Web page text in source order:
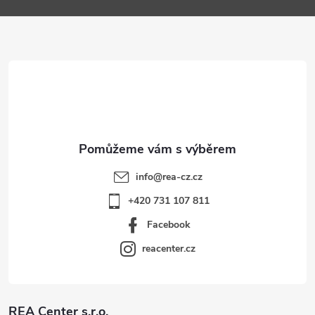
a
REA Center s.r.o.
info@rea-cz.cz
+420 731 107 811
Facebook
reacenter.cz